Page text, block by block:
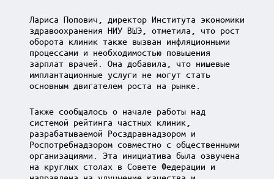
Лариса Попович, директор Института экономики
здравоохранения НИУ ВШЭ, отметила, что рост
оборота клиник также вызван инфляционными
процессами и необходимостью повышения
зарплат врачей. Она добавила, что нишевые
имплантационные услуги не могут стать
основным двигателем роста на рынке.
Также сообщалось о начале работы над
системой рейтинга частных клиник,
разрабатываемой Росздравнадзором и
Роспотребнадзором совместно с общественными
организациями. Эта инициатива была озвучена
на круглых столах в Совете Федерации и